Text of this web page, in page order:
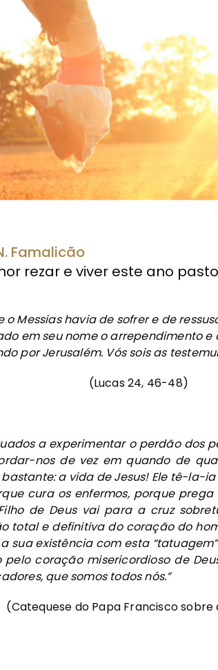
Famalicão
rezar e viver este ano
o Messias havia de sofrer e de
em seu nome o arrependimento
por Jerusalém. Vós sois as
(Lucas 24, 46-48)
a experimentar o perdão dos
nos de vez em quando de
a vida de Jesus! Ele tê-la-
cura os enfermos, porque
de Deus vai para a cruz
total e definitiva do coração do
sua existência com esta
coração misericordioso de
que somos todos nós.”
(Catequese do Papa Francisco sobre